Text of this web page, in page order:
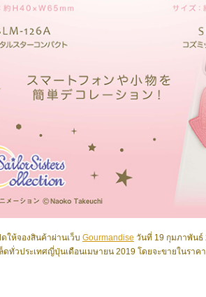
ห้จองสินค้าผ่านเว็บ Gourmandise วันที่ 19 กุมภาพันธ์
ทั่วประเทศญี่ปุ่นเดือนเมษายน 2019 โดยจะขายในราค